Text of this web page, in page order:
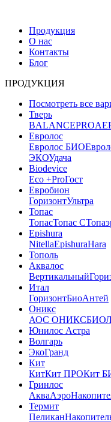
Продукция
О нас
Контакты
Блог
ПРОДУКЦИЯ
Посмотреть все
Тверь
BALANCEPRO
Евролос
Евролос БИО
ЭКОУдача
Biodevice
Eco +ProГост
Евробион
ГоризонтУльтра
Топас
ТопасТопас С
Epishura
NitellaEpishuraHara
Тополь
Аквалос
Вертикальный
Итал
ГоризонтБиоАнтей
Оникс
АОС ОНИКС
Юнилос Астра
Волгарь
ЭкоГранд
Кит
КитКит ПРОКит
Гринлос
АкваАэро
Термит
Пеликан